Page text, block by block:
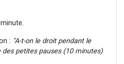
: "A-t-on le droit pendant le
petites pauses (10 minutes)